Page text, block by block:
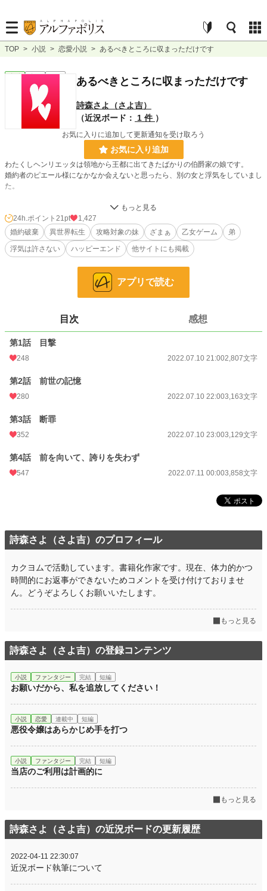
TOP > 小説 > 恋愛小説 > あるべきところに収まっただけです
完結 短編 あるべきところに収まっただけです
詩森さよ（さよ吉）
（近況ボード：
1 件 ）
お気に入りに追加して更新通知を受け取ろう
お気に入り追加
わたくしヘンリエッタは領地から王都に出てきたばかりの伯爵家の娘です。
婚約者のピエール様になかなか会えないと思ったら、別の女と浮気をしていまし
た。
ショックのあまり、前世の記憶を思い出し、ここが乙女ゲームに似た世界でわた
くしが攻略対象の妹だとわかりました。
しかも王太子が公爵令嬢に婚約破棄を行ったせいで、罰を兄と伯爵家にかぶせら
れたのです。
こんな理不尽許せない。
わたくしが父母と伯爵家を守って見せます！
カクヨム(以下敬称略）、小説家になろうにも掲載。
筆者は体調不良なことも多いため、コメントなどを受け取らない設定にしており
どうぞよろしくお願いいたします。
小説
恋愛 10,920 位 / 66,327 件
24h.ポイント 21 pt
週間ポイント 224 pt (23,370 位)
月間ポイント 1,170 pt (22,034 位)
年間ポイント 23,245 pt (18,141 位)
累計ポイント 329,876 pt (14,191 位)
24h.ポイント 21pt
1,427
婚約破棄
異世界転生 攻略対象の妹 ざまぁ 乙女ゲーム
弟
浮気は許さない
ハッピーエンド 他サイトにも掲載
アプリで読む
目次 感想
第1話 目撃
248 2022.07.10 21:002,807文字
第2話 前世の記憶
280 2022.07.10 22:003,163文字
第3話 断罪
352 2022.07.10 23:003,129文字
第4話 前を向いて、誇りを失わず
547 2022.07.11 00:003,858文字
詩森さよ（さよ吉）のプロフィール
カクヨムで活動しています。書籍化作家です。現在、体力的かつ
時間的にお返事ができないためコメントを受け付けておりませ
ん。どうぞよろしくお願いいたします。
もっと見る
詩森さよ（さよ吉）の登録コンテンツ
小説 ファンタジー 完結 短編
お願いだから、私を追放してください！
小説 恋愛 連載中 短編
悪役令嬢はあらかじめ手を打つ
小説 ファンタジー 完結 短編
当店のご利用は計画的に
もっと見る
詩森さよ（さよ吉）の近況ボードの更新履歴
2022-04-11 22:30:07
近況ボード執筆について